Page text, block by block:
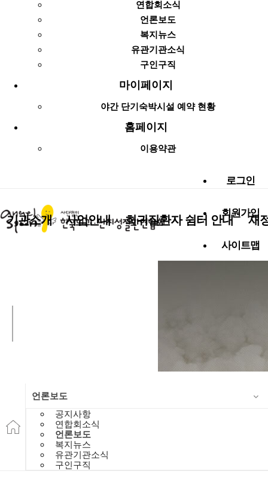
연합회소식
언론보도
복지뉴스
유관기관소식
구인구직
마이페이지
야간 단기숙박시설 예약 현황
홈페이지
이용약관
로그인
회원가입
사이트맵
기관소개 사업안내 희귀질환자 쉼터 안내 재
언론보도
공지사항
연합회소식
언론보도
복지뉴스
유관기관소식
구인구직